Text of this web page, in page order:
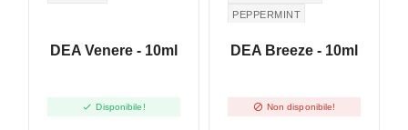
DEA Venere - 10ml
 Disponibile!
PEPPERMINT
DEA Breeze - 10ml
 Non disponibile!